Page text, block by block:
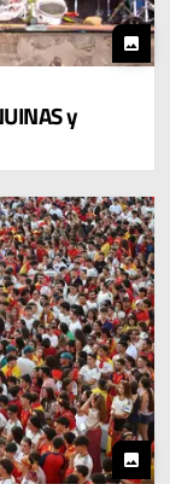
photo
y
photo